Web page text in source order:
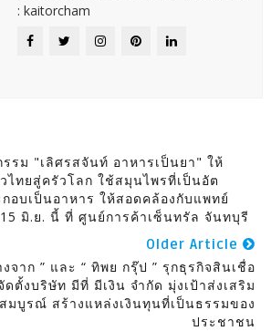
: kaitorcham
รม "เลิศรสจันท์ อาหารเป็นยา" ให้
ไทยสู่ครัวโลก ใช้สมุนไพรที่เป็นอัต
อบเป็นอาหาร ให้สอดคล้องกับแพทย์
มิ.ย. นี้ ที่ ศูนย์การค้าเซ็นทรัล จันทบุรี
Older Article
จาก ” และ “ ทิพย กรุ๊ป ” รุกธุรกิจสินเชื่อ
ตั้งบริษัท มีที่ มีเงิน จำกัด มุ่งเป้าส่งเสริม
มบูรณ์ สร้างแหล่งเงินทุนที่เป็นธรรมของ
ประชาชน